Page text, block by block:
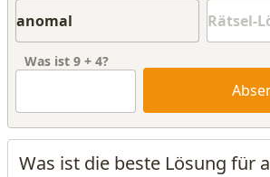
Was ist 9 + 4?
Was ist die beste Lösung für